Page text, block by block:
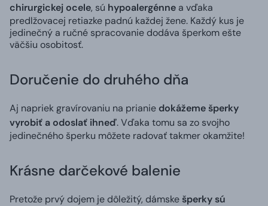
chirurgickej ocele, sú hypoalergénne a vďaka
predlžovacej retiazke padnú každej žene. Každý kus je
jedinečný a ručné spracovanie dodáva šperkom ešte
väčšiu osobitosť.
Doručenie do druhého dňa
Aj napriek gravírovaniu na prianie dokážeme šperky
vyrobiť a odoslať ihneď. Vďaka tomu sa zo svojho
jedinečného šperku môžete radovať takmer okamžite!
Krásne darčekové balenie
Pretože prvý dojem je dôležitý, dámske šperky sú